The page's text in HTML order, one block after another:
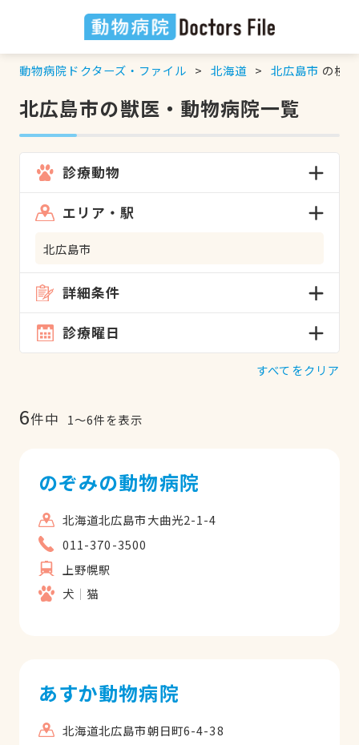
動物病院ドクターズ・ファイル 北海道 北広島市 の検
北広島市の獣医・動物病院一覧
診療動物
エリア・駅
北広島市
詳細条件
診療曜日
すべてをクリア
6件中 1〜6件を表示
のぞみの動物病院
北海道北広島市大曲光2-1-4
011-370-3500
上野幌駅
犬
猫
あすか動物病院
北海道北広島市朝日町6-4-38